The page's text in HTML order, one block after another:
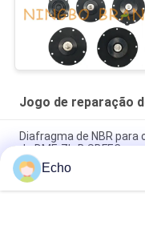
Jogo de reparação
Diafragma de NBR
de DMF-ZL-B SBFEC
Diafragma para o pulso
ZM-20
Echo